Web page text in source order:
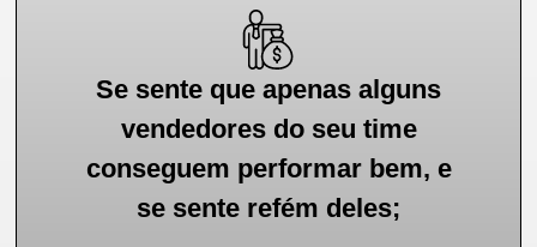
Se sente que apenas alguns
vendedores do seu time
conseguem performar bem, e
se sente refém deles;